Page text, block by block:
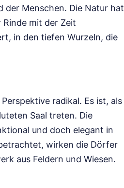
der Menschen. Die Natur hat
Rinde mit der Zeit
in den tiefen Wurzeln, die
radikal. Es ist, als
Saal treten. Die
und doch elegant in
wirken die Dörfer
aus Feldern und Wiesen.